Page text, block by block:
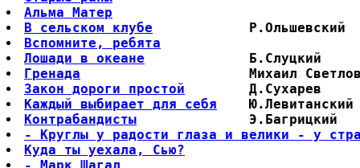
Альма Матер
В сельском клубе
Вспомните, ребята
Лошади в океане
Гренада
Закон дороги простой
Каждый выбирает для себя
Контрабандисты
- Круглы у радости глаза и велики - у
Куда ты уехала, Сью?